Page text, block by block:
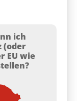
ich
(oder
EU wie